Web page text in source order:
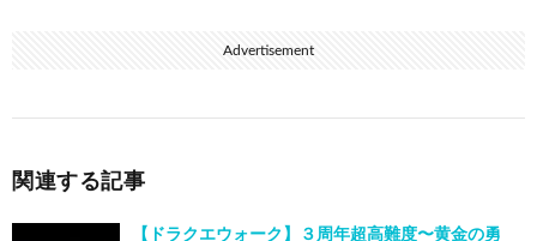
Advertisement
関連する記事
【ドラクエウォーク】３周年超高難度〜黄金の勇